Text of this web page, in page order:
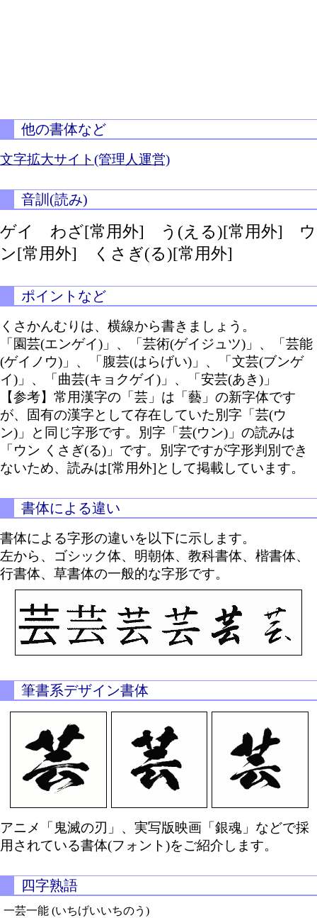
他の書体など
文字拡大サイト(管理人運営)
音訓(読み)
ゲイ わざ[常用外] う(える)[常用外] ウ
ン[常用外]
くさぎ(る)[常用外]
ポイントなど
くさかんむりは、横線から書きましょう。
「園芸(エンゲイ)」、「芸術(ゲイジュツ)」、「芸能
(ゲイノウ)」、「腹芸(はらげい)」、「文芸(ブンゲ
イ)」、「曲芸(キョクゲイ)」、「安芸(あき)」
【参考】常用漢字の「芸」は「藝」の新字体です
が、固有の漢字として存在していた別字「芸(ウ
ン)」と同じ字形です。別字「芸(ウン)」の読みは
「ウン くさぎ(る)」です。別字ですが字形判別でき
ないため、読みは[常用外]として掲載しています。
書体による違い
書体による字形の違いを以下に示します。
左から、ゴシック体、明朝体、教科書体、楷書体、
行書体、草書体の一般的な字形です。
筆書系デザイン書体
アニメ「鬼滅の刃」、実写版映画「銀魂」などで採
用されている書体(フォント)をご紹介します。
四字熟語
一芸一能 (いちげいいちのう)